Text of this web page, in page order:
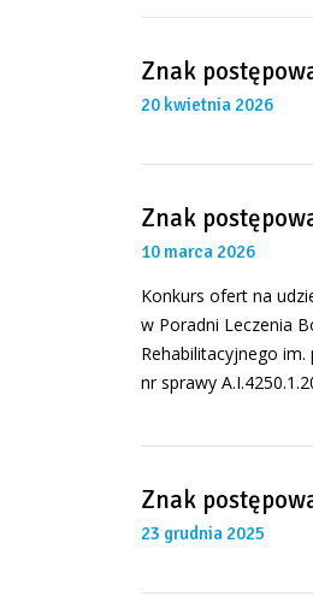
Znak
20 kwietnia 2026
Znak
10 marca 2026
Konkurs ofert na
w Poradni Leczenia
Rehabilitacyjnego im.
nr sprawy
Znak
23 grudnia 2025